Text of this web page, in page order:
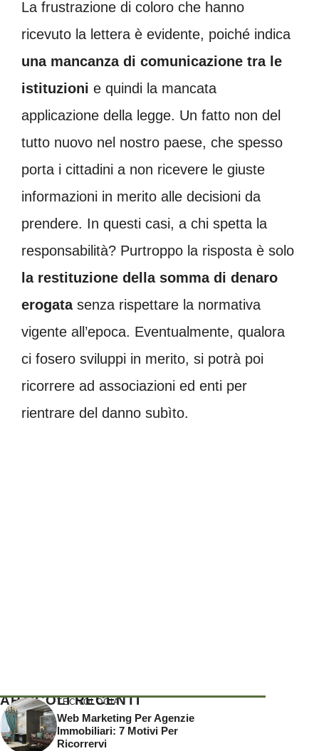
La frustrazione di coloro che hanno
ricevuto la lettera è evidente, poiché indica
una mancanza di comunicazione tra le
istituzioni e quindi la mancata
applicazione della legge. Un fatto non del
tutto nuovo nel nostro paese, che spesso
porta i cittadini a non ricevere le giuste
informazioni in merito alle decisioni da
prendere. In questi casi, a chi spetta la
responsabilità? Purtroppo la risposta è solo
la restituzione della somma di denaro
erogatasenza rispettare la normativa
vigente all’epoca. Eventualmente, qualora
ci fosero sviluppi in merito, si potrà poi
ricorrere ad associazioni ed enti per
rientrare del danno subìto.
ARTICOLI RECENTI
TECNOLOGIA
Web Marketing Per Agenzie
Immobiliari: 7 Motivi Per
Ricorrervi